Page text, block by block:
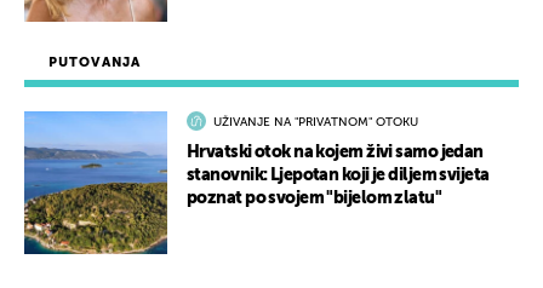
PUTOVANJA
UŽIVANJE NA "PRIVATNOM" OTOKU
Hrvatski otok na kojem živi samo jedan
stanovnik: Ljepotan koji je diljem svijeta
poznat po svojem "bijelom zlatu"